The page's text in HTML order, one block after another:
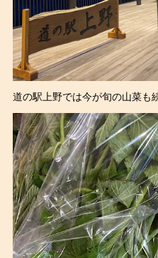
道の駅上野では今が旬の山菜も